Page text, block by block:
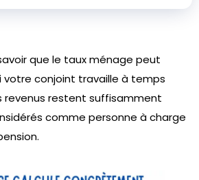
que le taux ménage peut
votre conjoint travaille à temps
revenus restent suffisamment
comme personne à charge